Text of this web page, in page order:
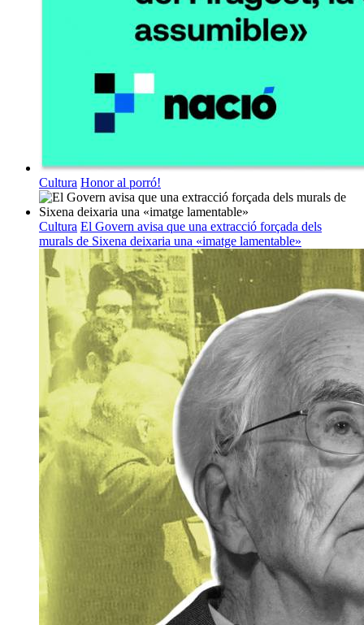
Cultura Honor al porró!
Cultura El Govern avisa que una extracció forçada dels
murals de Sixena deixaria una «imatge lamentable»